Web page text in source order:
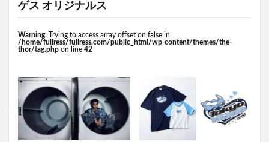
ゲス オリジナルス
Warning: Trying to access array offset on false in
/home/fullress/fullress.com/public_html/wp-content/themes/the-
thor/tag.php on line 42